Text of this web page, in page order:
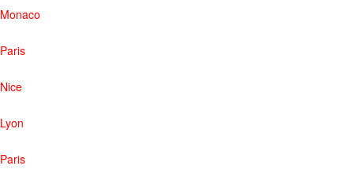
Monaco
Paris
Nice
Lyon
Paris